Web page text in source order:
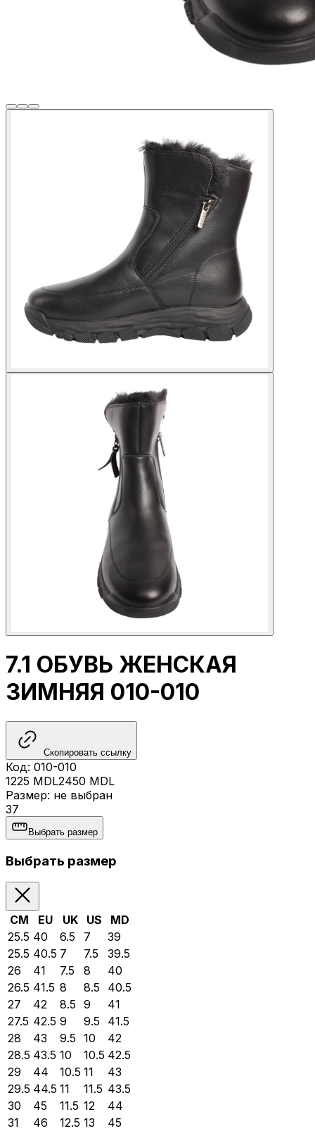
7.1 ОБУВЬ ЖЕНСКАЯ
ЗИМНЯЯ 010-010
Скопировать ссылку
Код: 010-010
1225 MDL2450 MDL
Размер: не выбран
37
Выбрать размер
Выбрать размер
CM EU UK US
MD
25.5 40 6.5 7
39
25.5 40.5 7 7.5
39.5
26
41 7.5 8
40
26.5 41.5 8 8.5
40.5
27
42 8.5 9
41
27.5 42.5 9 9.5
41.5
28
43 9.5 10
42
28.5 43.5 10 10.5 42.5
29
44 10.5 11
43
29.5 44.5 11 11.5 43.5
30
45 11.5 12
44
31
46 12.5 13
45